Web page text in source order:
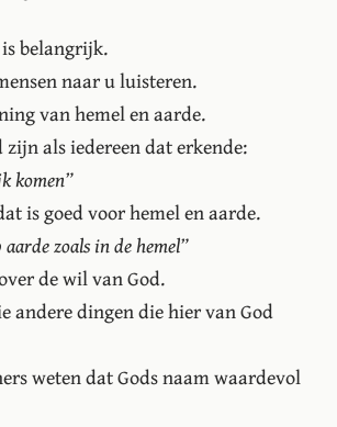
belangrijk.
naar u luisteren.
van hemel en aarde.
zijn als iedereen dat erkende:
komen”
is goed voor hemel en aarde.
aarde zoals in de hemel”
de wil van God.
andere dingen die hier van God
weten dat Gods naam waardevol